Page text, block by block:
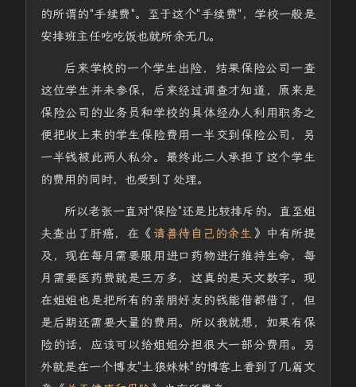
的所谓的"手续费"。至于这个"手续费"，学校一般是
安排班主任吃吃饭也就所余无几。
后来学校的一个学生出险，结果保险公司一查
这位学生并未参保，后来经过调查才知道，原来是
保险公司的业务员和学校的具体经办人利用职务之
便把收上来的学生保险费用一半交到保险公司，另
一半钱被此两人私分。最终此二人承担了这个学生
的费用的同时，也受到了处理。
所以老张一直对"保险"还是比较排斥的。直至姐
夫查出了肝癌，在《请善待自己的余生 》中有所提
及，现在每月需要服用进口药物进行维持生命，每
月需要医药费就是三万多，这真的是天文数字。现
在姐姐也是把所有的亲朋好友的钱能借都借了，但
是后期还需要大量的费用。所以我就想，如果有保
险的话，应该可以给姐姐分担很大一部分费用。另
外就是在一个博友"土狼妹妹"的博客上看到了几篇文